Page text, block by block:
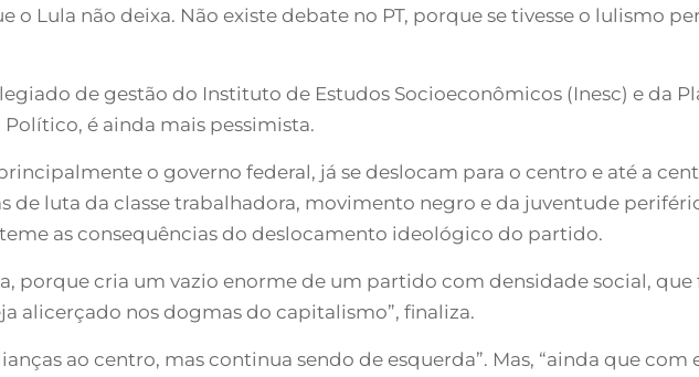
Lula não deixa. Não existe debate no PT, porque se tivesse o lulismo
de gestão do Instituto de Estudos Socioeconômicos (Inesc) e da
é ainda mais pessimista.
principalmente o governo federal, já se deslocam para o centro e até a
luta da classe trabalhadora, movimento negro e da juventude
as consequências do deslocamento ideológico do partido.
porque cria um vazio enorme de um partido com densidade social, que
alicerçado nos dogmas do capitalismo”, finaliza.
ao centro, mas continua sendo de esquerda”. Mas, “ainda que com